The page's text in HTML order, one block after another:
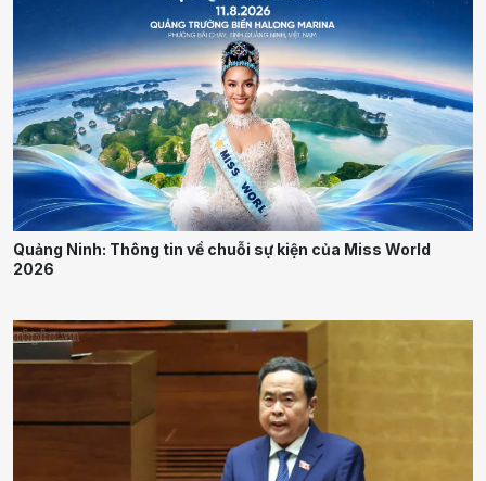
Quảng Ninh: Thông tin về chuỗi sự kiện của Miss World
2026